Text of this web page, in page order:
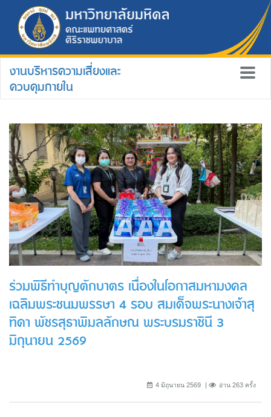
งานบริหารความเสี่ยงและ
ควบคุมภายใน
ร่วมพิธีทำบุญตักบาตร เนื่องในโอกาสมหามงคล
เฉลิมพระชนมพรรษา 4 รอบ สมเด็จพระนางเจ้าสุ
ทิดา พัชรสุธาพิมลลักษณ พระบรมราชินี 3
มิถุนายน 2569
4 มิถุนายน 2569 อ่าน 263 ครั้ง